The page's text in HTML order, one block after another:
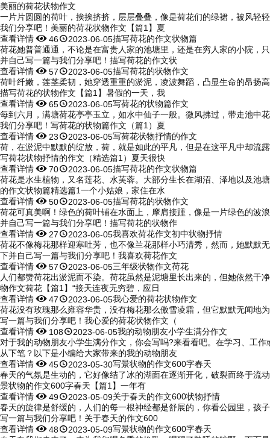
美丽的荷花状物作文
一片片圆圆的荷叶，挨挨挤挤，层层叠叠，像是荷花们的绿裙，被风轻
我们分享吧！美丽的荷花状物作文【篇1】夏
查看详情462023-06-05描写荷花的作文状物篇
荷花她普普通通，不论是在富贵人家的池塘里，还是在穷人家的小院，
并自己写一篇与我们分享吧！描写荷花的作文状
查看详情572023-06-05描写荷花的状物作文
荷叶纤嫩，莲茎柔韧，她穿透重重的淤泥，凌波舞蹈，凸显生命的昂扬
描写荷花的状物作文【篇1】暑假的一天，我
查看详情652023-06-05写荷花的状物篇作文
每到六月，满塘荷花亭亭玉立，如水中仙子一般。微风拂过，带走池中
我们分享吧！写荷花的状物篇作文（篇1）夏
查看详情 232023-06-05写荷花状物抒情的作文
荷，在淤泥中默默的绽放，荷，就是如此的平凡，但是在这平凡中却流
写荷花状物抒情的作文（精选篇1）夏天很快
查看详情702023-06-05描写荷花的作文状物篇
荷花是水生植物，又名莲花、水芙蓉。大部分生长在湖沼、泽地以及池
的作文状物篇精选篇1一个小姑娘，家住在水
查看详情502023-06-05描写荷花的状物作文
荷花可真美啊！绿色的荷叶铺在水面上，摩肩接踵，像是一片绿色的波
并自己写一篇与我们分享吧！描写荷花的状物作
查看详情 272023-06-05我喜欢荷花作文初中状物抒情
荷花不像梅花那样迎寒吐芳，也不像兰花那样小巧清秀，然而，她默默
下并自己写一篇与我们分享吧！我喜欢荷花作文
查看详情572023-06-05三年级状物作文荷花
人们都赞荷花出淤泥而不染。荷花虽然是泥塘里长出来的，但她依然
物作文荷花【篇1】“接天连夜无穷碧，应日
查看详情472023-06-05我心爱的荷花状物作文
荷花没有玫瑰那么雍容华贵，没有梅花那么傲雪凌霜，但它默默无闻地
写一篇与我们分享吧！我心爱的荷花状物作文（
查看详情 1082023-06-05我的动物朋友小学生满分作文
对于我的动物朋友小学生满分作文，你会写吗?来看看吧。在学习、工
从下笔？以下是小编给大家带来的我的动物朋友
查看详情452023-05-30写景状物的作文600字春天
春天的气氛是生动的，它好像结了冰的湖面在逐渐开化，破裂而终于流
景状物的作文600字春天【篇1】一年有
查看详情492023-05-09关于春天的作文600状物抒情
春天的旋律是舒缓的，人们的每一根神经都是舒展的，你看公园里，孩
写一篇与我们分享吧！关于春天的作文600
查看详情482023-05-09写景状物的作文600字春天